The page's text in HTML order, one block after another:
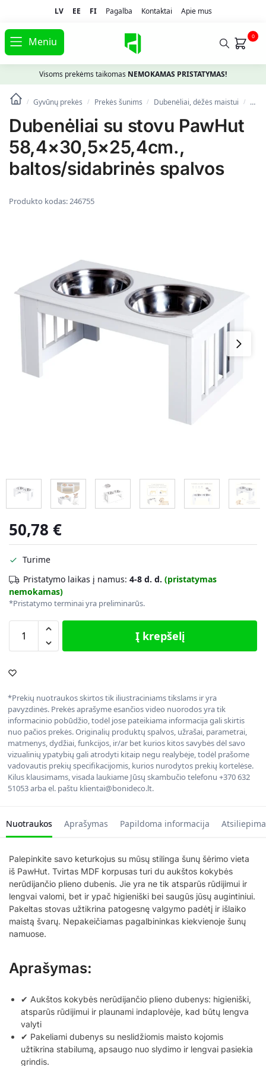
LV EE FI Pagalba Kontaktai Apie mus
Meniu 0
Visoms prekėms taikomas NEMOKAMAS PRISTATYMAS!
/ Gyvūnų prekės / Prekės šunims / Dubenėliai, dėžės maistui /
Dubenėliai su stovu PawHut
58,4×30,5×25,4cm.,
baltos/sidabrinės spalvos
Produkto kodas:246755
50,78 €
Turime
Pristatymo laikas į namus: 4-8 d. d. (pristatymas
nemokamas)
*Pristatymo terminai yra preliminarūs.
Į krepšelį
*Prekių nuotraukos skirtos tik iliustraciniams tikslams ir yra
pavyzdinės. Prekės aprašyme esančios video nuorodos yra tik
informacinio pobūdžio, todėl jose pateikiama informacija gali skirtis
nuo pačios prekės. Originalių produktų spalvos, užrašai, parametrai,
matmenys, dydžiai, funkcijos, ir/ar bet kurios kitos savybės dėl savo
vizualinių ypatybių gali atrodyti kitaip negu realybėje, todėl prašome
vadovautis prekių specifikacijomis, kurios nurodytos prekių kortelėse.
Kilus klausimams, visada laukiame Jūsų skambučio telefonu +370 632
51053 arba el. paštu klientai@bonideco.lt.
Nuotraukos Aprašymas Papildoma informacija
Palepinkite savo keturkojus su mūsų stilinga šunų šėrimo vieta
iš PawHut. Tvirtas MDF korpusas turi du aukštos kokybės
nerūdijančio plieno dubenis. Jie yra ne tik atsparūs rūdijimui ir
lengvai valomi, bet ir ypač higieniški bei saugūs jūsų augintiniui.
Pakeltas stovas užtikrina patogesnę valgymo padėtį ir išlaiko
maistą švarų. Nepakeičiamas pagalbininkas kiekvienoje šunų
namuose.
Aprašymas:
✔ Aukštos kokybės nerūdijančio plieno dubenys: higieniški,
atsparūs rūdijimui ir plaunami indaplovėje, kad būtų lengva
valyti
✔ Pakeliami dubenys su neslidžiomis maisto kojomis
užtikrina stabilumą, apsaugo nuo slydimo ir lengvai pasiekia
grindis.